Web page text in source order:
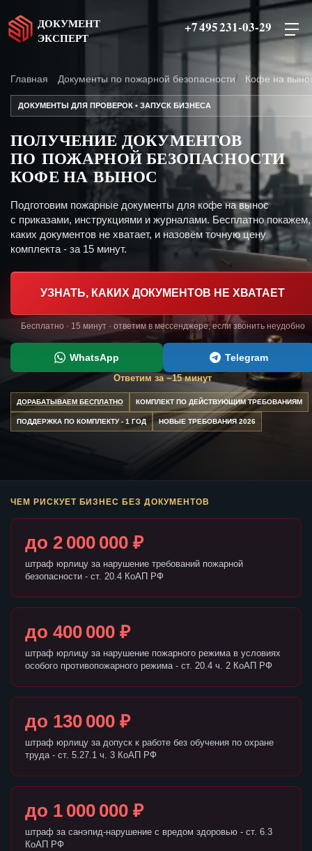
ДОКУМЕНТ
ЭКСПЕРТ
+7 495 231-03-29
Главная Документы по пожарной безопасности Кофе на
ДОКУМЕНТЫ ДЛЯ ПРОВЕРОК • ЗАПУСК БИЗНЕСА
ПОЛУЧЕНИЕ ДОКУМЕНТОВ
ПО ПОЖАРНОЙ БЕЗОПАСНОСТИ
КОФЕ НА ВЫНОС
Подготовим пожарные документы для кофе на вынос
с приказами, инструкциями и журналами. Бесплатно покажем,
каких документов не хватает, и назовём точную цену
комплекта - за 15 минут.
УЗНАТЬ, КАКИХ ДОКУМЕНТОВ НЕ ХВАТАЕТ
Бесплатно · 15 минут · ответим в мессенджере, если звонить неудобно
WhatsApp Telegram
Ответим за ~15 минут
ДОРАБАТЫВАЕМ БЕСПЛАТНО КОМПЛЕКТ ПО ДЕЙСТВУЮЩИМ ТРЕБОВАНИЯМ
ПОДДЕРЖКА ПО КОМПЛЕКТУ - 1 ГОД НОВЫЕ ТРЕБОВАНИЯ 2026
ЧЕМ РИСКУЕТ БИЗНЕС БЕЗ ДОКУМЕНТОВ
до 2 000 000 ₽
штраф юрлицу за нарушение требований пожарной
безопасности - ст. 20.4 КоАП РФ
до 400 000 ₽
штраф юрлицу за нарушение пожарного режима в условиях
особого противопожарного режима - ст. 20.4 ч. 2 КоАП РФ
до 130 000 ₽
штраф юрлицу за допуск к работе без обучения по охране
труда - ст. 5.27.1 ч. 3 КоАП РФ
до 1 000 000 ₽
штраф за санэпид-нарушение с вредом здоровью - ст. 6.3
КоАП РФ